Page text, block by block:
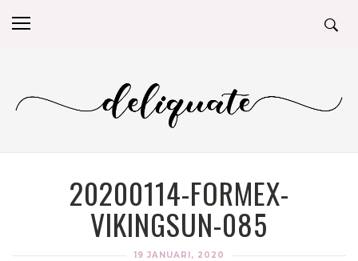
20200114-FORMEX-
VIKINGSUN-085
19 JANUARI, 2020